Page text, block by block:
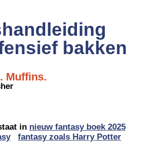
bakken
Muffins.
in nieuw fantasy boek 2025
fantasy zoals Harry Potter